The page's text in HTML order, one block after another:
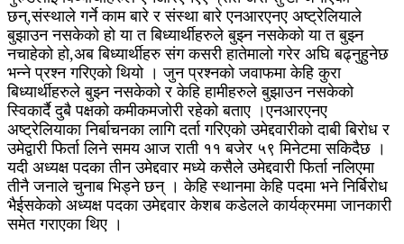
छन्,संस्थाले गर्ने काम बारे र संस्था बारे एनआरएनए अष्ट्रेलियाले
बुझाउन नसकेको हो या त बिध्यार्थीहरुले बुझ्न नसकेको या त बुझ्न
नचाहेको हो,अब बिध्यार्थीहरु संग कसरी हातेमालो गरेर अघि बढ्नुहुनेछ
भन्ने प्रश्न गरिएको थियो । जुन प्रश्नको जवाफमा केहि कुरा
बिध्यार्थीहरुले बुझ्न नसकेको र केहि हामीहरुले बुझाउन नसकेको
स्विकार्दै दुबै पक्षको कमीकमजोरी रहेको बताए ।एनआरएनए
अष्ट्रेलियाका निर्बाचनका लागि दर्ता गरिएको उमेद्दवारीको दाबी बिरोध र
उमेद्वारी फिर्ता लिने समय आज राती ११ बजेर ५९ मिनेटमा सकिदैछ ।
यदी अध्यक्ष पदका तीन उमेद्दवार मध्ये कसैले उमेद्दवारी फिर्ता नलिएमा
तीनै जनाले चुनाब भिड्ने छन् । केहि स्थानमा केहि पदमा भने निर्बिरोध
भैईसकेको अध्यक्ष पदका उमेद्दवार केशब कडेलले कार्यक्रममा जानकारी
समेत गराएका थिए ।